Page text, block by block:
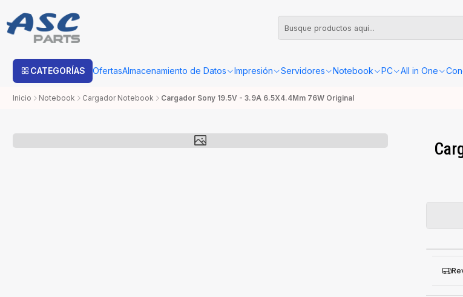
CATEGORÍAS OfertasAlmacenamiento de Datos Impresión Servidores Notebook PC All in One
Estimado cliente: Una vez su compra sea procesada con Boleta o Factura, la confirmación de retiro o envío se
Inicio Notebook Cargador Notebook Cargador Sony 19.5V - 3.9A 6.5X4.4Mm 76W Original